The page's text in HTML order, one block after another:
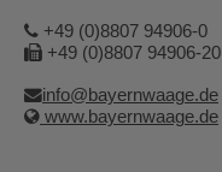
+49 (0)8807 94906-0
+49 (0)8807 94906-20
info@bayernwaage.de
www.bayernwaage.de